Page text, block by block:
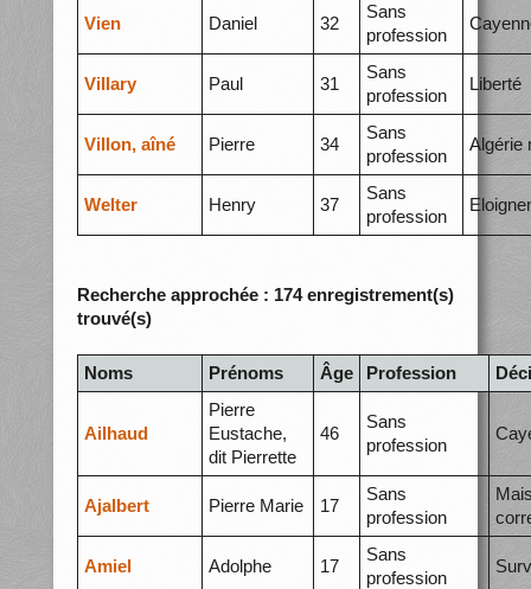
Vien Daniel 32
Sans
profession
Villary Paul 31
Sans
profession
Liberté
Villon, aîné Pierre 34
Sans
profession
Algérie
Welter Henry 37
Sans
profession
Recherche approchée : 174 enregistrement(s)
trouvé(s)
Noms Prénoms Âge Profession
Ailhaud
Pierre
Eustache,
dit Pierrette
46
Sans
profession
Ajalbert Pierre Marie 17
Sans
profession
Amiel Adolphe 17
Sans
profession